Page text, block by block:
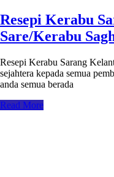
Resepi Kerabu
Sare/Kerabu
Resepi Kerabu Sarang
sejahtera kepada semua
anda semua berada
Read More